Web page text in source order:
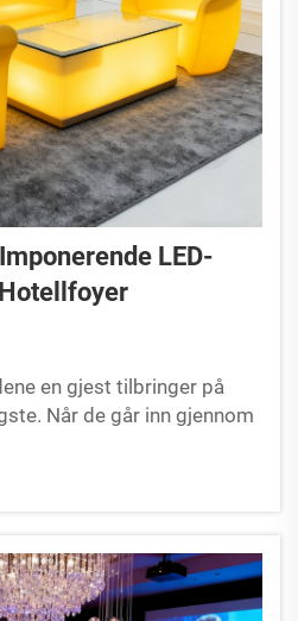
LED-
en gjest tilbringer på
Når de går inn gjennom
umiddelbart kvaliteten,
på eiendommen din. Hvis
utdatert eller tom...